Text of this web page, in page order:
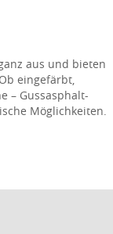
aus und bieten
eingefärbt,
– Gussasphalt-
Möglichkeiten.